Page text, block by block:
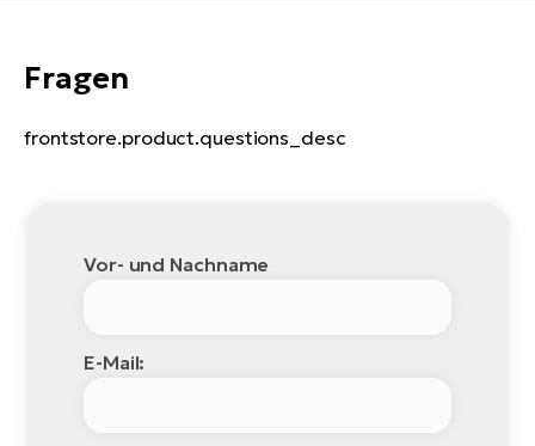
Fragen
frontstore.product.questions_desc
Vor- und Nachname
E-Mail: